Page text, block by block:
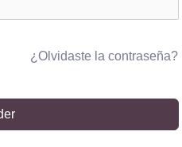
¿Olvidaste la contraseña?